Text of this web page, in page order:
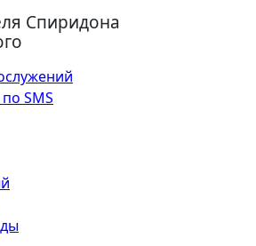
Спиридона
SMS